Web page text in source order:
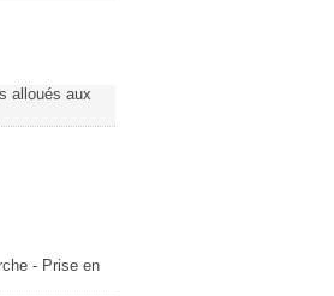
alloués aux
- Prise en